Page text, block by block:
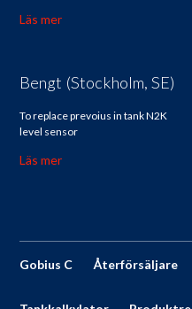
Läs mer
Bengt (Stockholm, SE)
To replace prevoius in tank N2K
level sensor
Läs mer
Gobius C Återförsäljare